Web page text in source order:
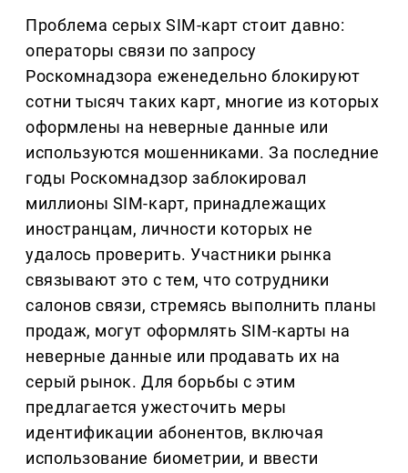
Проблема серых SIM-карт стоит давно:
операторы связи по запросу
Роскомнадзора еженедельно блокируют
сотни тысяч таких карт, многие из которых
оформлены на неверные данные или
используются мошенниками. За последние
годы Роскомнадзор заблокировал
миллионы SIM-карт, принадлежащих
иностранцам, личности которых не
удалось проверить. Участники рынка
связывают это с тем, что сотрудники
салонов связи, стремясь выполнить планы
продаж, могут оформлять SIM-карты на
неверные данные или продавать их на
серый рынок. Для борьбы с этим
предлагается ужесточить меры
идентификации абонентов, включая
использование биометрии, и ввести